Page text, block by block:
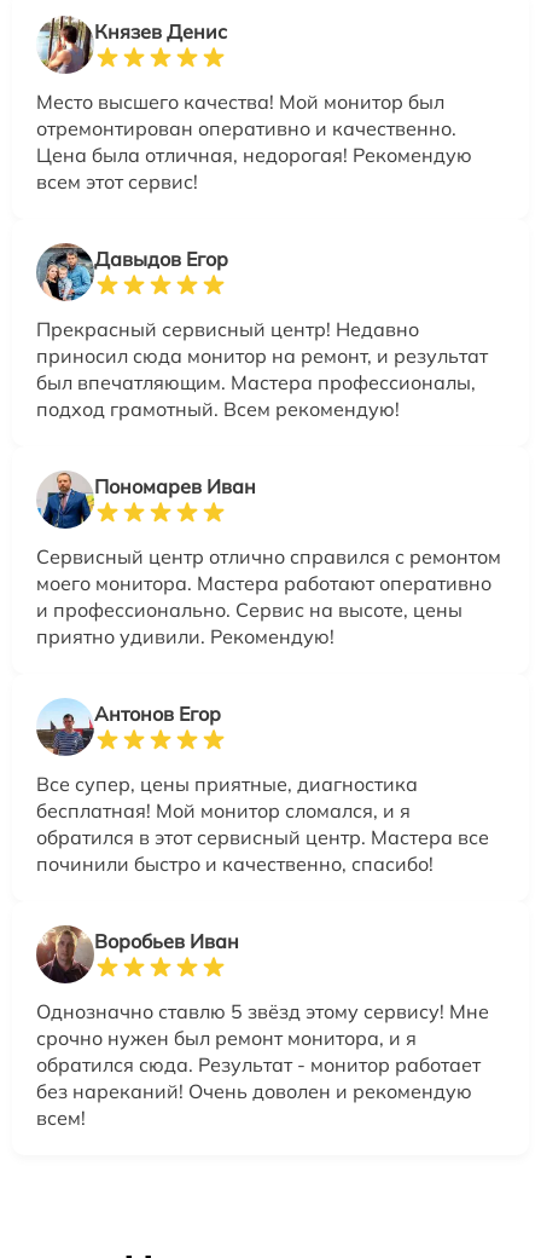
Князев Денис
Место высшего качества! Мой монитор был
отремонтирован оперативно и качественно.
Цена была отличная, недорогая! Рекомендую
всем этот сервис!
Давыдов Егор
Прекрасный сервисный центр! Недавно
приносил сюда монитор на ремонт, и результат
был впечатляющим. Мастера профессионалы,
подход грамотный. Всем рекомендую!
Пономарев Иван
Сервисный центр отлично справился с ремонтом
моего монитора. Мастера работают оперативно
и профессионально. Сервис на высоте, цены
приятно удивили. Рекомендую!
Антонов Егор
Все супер, цены приятные, диагностика
бесплатная! Мой монитор сломался, и я
обратился в этот сервисный центр. Мастера все
починили быстро и качественно, спасибо!
Воробьев Иван
Однозначно ставлю 5 звёзд этому сервису! Мне
срочно нужен был ремонт монитора, и я
обратился сюда. Результат - монитор работает
без нареканий! Очень доволен и рекомендую
всем!